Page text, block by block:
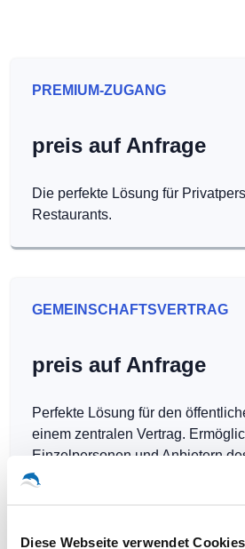
Diese Webseite verwendet Cookies
PREMIUM-ZUGANG
preis auf Anfrage
Die perfekte Lösung für
Restaurants.
GEMEINSCHAFTSVERTRAG
preis auf Anfrage
Perfekte Lösung für den
einem zentralen Vertrag.
Einzelpersonen und Anbietern
Hotspots kostenlos zu betreiben.